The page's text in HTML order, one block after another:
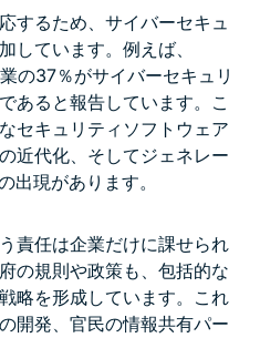
するため、サイバーセキュ
しています。例えば、
の37％がサイバーセキュリ
あると報告しています。こ
セキュリティソフトウェア
近代化、そしてジェネレー
出現があります。
責任は企業だけに課せられ
の規則や政策も、包括的な
略を形成しています。これ
開発、官民の情報共有パー